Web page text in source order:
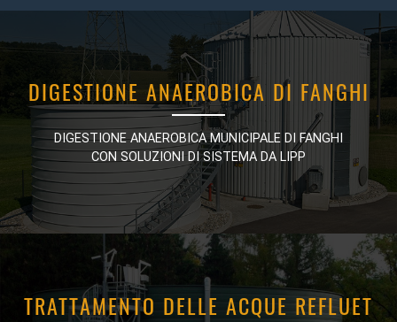
DIGESTIONE ANAEROBICA DI FANGHI
DIGESTIONE ANAEROBICA MUNICIPALE DI FANGHI
CON SOLUZIONI DI SISTEMA DA LIPP
DIGESTIONE ANAEROBICA DI FANGHI
DIGESTIONE ANAEROBICA MUNICIPALE DI FANGHI
CON SOLUZIONI DI SISTEMA DA LIPP
TRATTAMENTO DELLE ACQUE REFLUET
TRATTAMENTO DELLE ACQUE REFLUET